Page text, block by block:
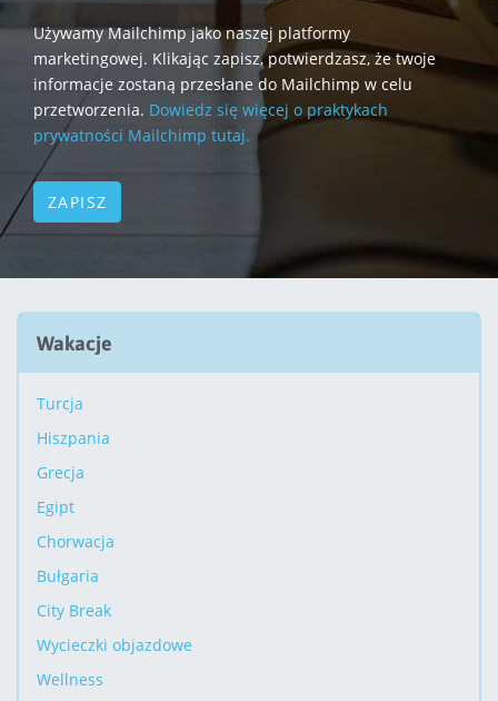
Używamy Mailchimp jako naszej platformy
marketingowej. Klikając zapisz, potwierdzasz, że twoje
informacje zostaną przesłane do Mailchimp w celu
przetworzenia. Dowiedz się więcej o praktykach
prywatności Mailchimp tutaj.
Wakacje
Turcja
Hiszpania
Grecja
Egipt
Chorwacja
Bułgaria
City Break
Wycieczki objazdowe
Wellness